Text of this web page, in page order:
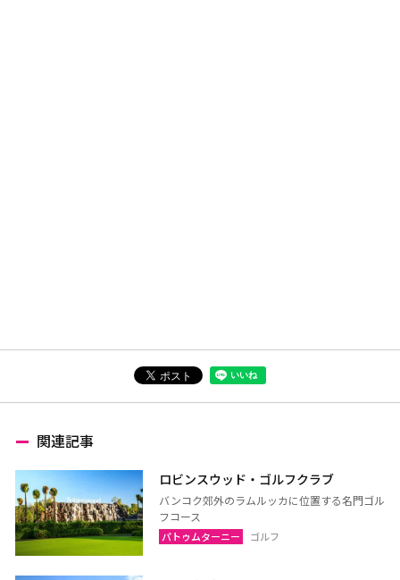
関連記事
ロビンスウッド・ゴルフクラブ
バンコク郊外のラムルッカに位置する名門ゴル
フコース
パトゥムターニー ゴルフ